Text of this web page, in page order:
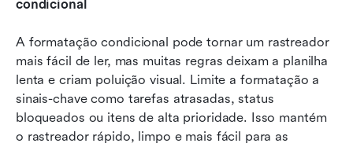
condicional
A formatação condicional pode tornar um rastreador
mais fácil de ler, mas muitas regras deixam a planilha
lenta e criam poluição visual. Limite a formatação a
sinais-chave como tarefas atrasadas, status
bloqueados ou itens de alta prioridade. Isso mantém
o rastreador rápido, limpo e mais fácil para as